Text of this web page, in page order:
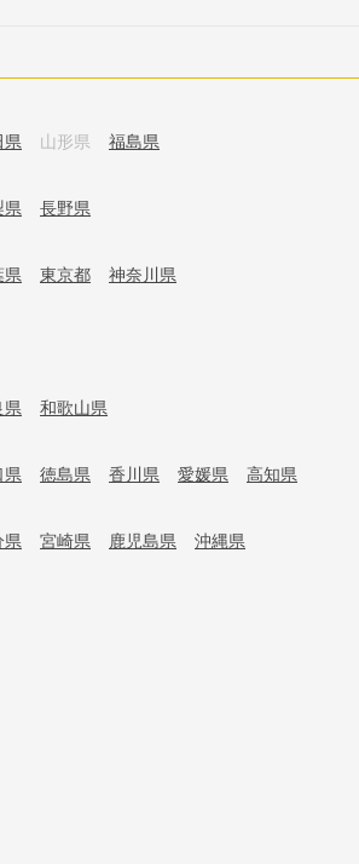
県 山形県 福島県
県 長野県
県 東京都 神奈川県
県 和歌山県
県 徳島県 香川県 愛媛県 高知県
県 宮崎県 鹿児島県 沖縄県